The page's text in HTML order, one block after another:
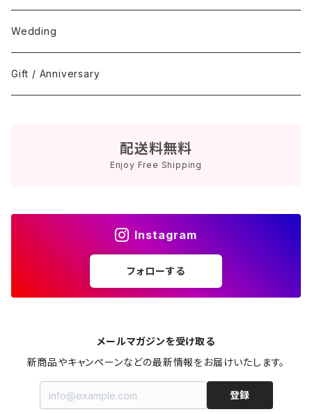
Wedding
Gift / Anniversary
配送料無料
Enjoy Free Shipping
Instagram
フォローする
メールマガジンを受け取る
新商品やキャンペーンなどの最新情報をお届けいたします。
登録